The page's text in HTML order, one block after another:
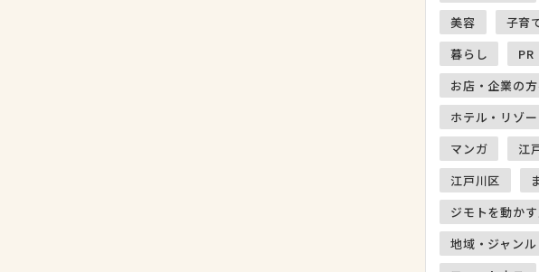
美容
子育
暮らし
PR
お店・企業の
ホテル・リゾー
マンガ
江
江戸川区
ジモトを動か
地域・ジャンル